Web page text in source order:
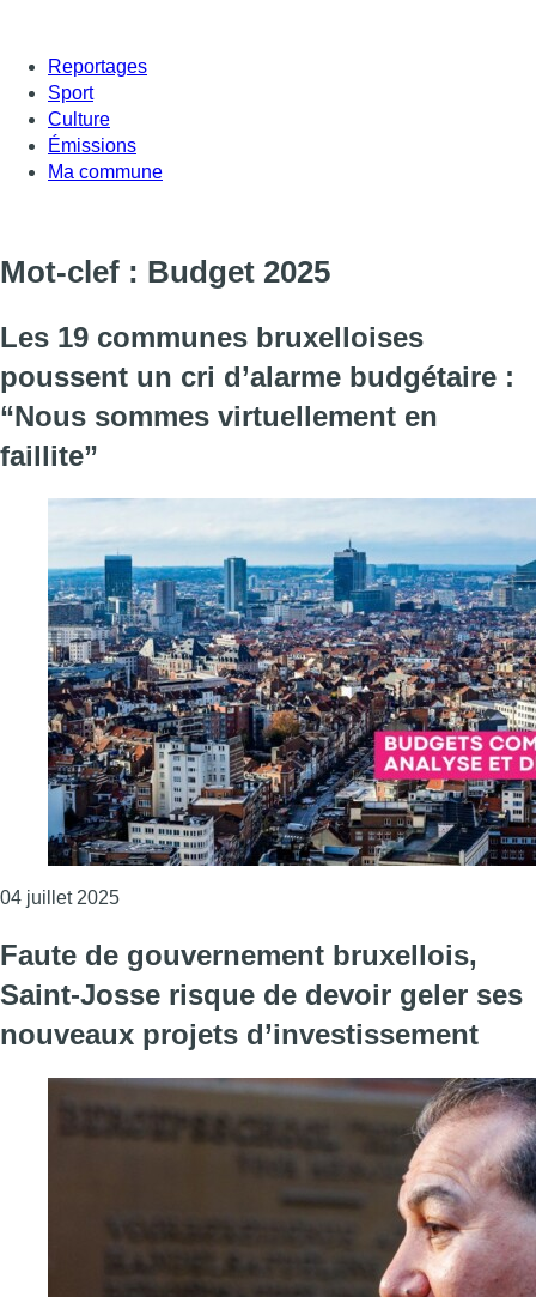
Reportages
Sport
Culture
Émissions
Ma commune
Mot-clef : Budget 2025
Les 19 communes bruxelloises
poussent un cri d’alarme budgétaire :
“Nous sommes virtuellement en
faillite”
04 juillet 2025Consulter l'article "Les 19 communes
Faute de gouvernement bruxellois,
Saint-Josse risque de devoir geler ses
nouveaux projets d’investissement